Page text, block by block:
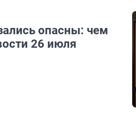
опасны: чем
26 июля